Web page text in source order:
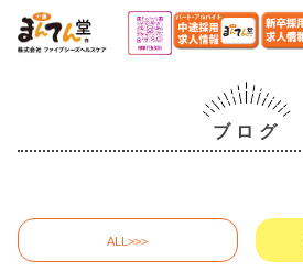
ブログ
ALL>>>